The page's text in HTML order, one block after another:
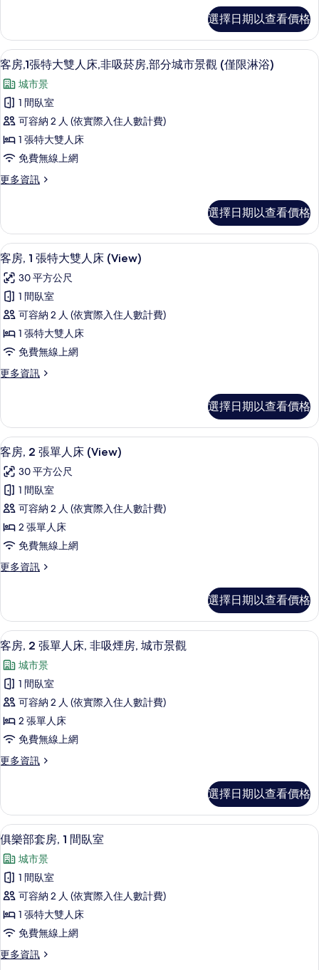
城
市
景
觀
的
所
有
相
片
2
張
單
床,
城
景
觀
的
詳
情
選擇日期以查看價格
顯
示
客
房,1
張
特
大
雙
床,
非
吸
菸
房,
部
分
城
市
(僅
限
淋
浴)
的
所
有
片
客房內保險箱、隔音、熨斗/熨衣板、
3
客房,1張特大雙人床,非吸菸房,部分城市景觀 (僅限淋浴)
城市景
1 間臥室
可容納 2 人 (依實際入住人數計費)
1 張特大雙人床
免費無線上網
更多資訊
更
張
特
大
人
床,
吸
菸
房,
部
分
觀
(僅
限
淋
浴)
的
詳
情
選擇日期以查看價格
顯
示
客
房,
1
張
特
大
人
床
(View)
的
所
有
相
片
客房內保險箱、隔音、熨斗/熨衣板、
5
客房, 1 張特大雙人床 (View)
30 平方公尺
1 間臥室
可容納 2 人 (依實際入住人數計費)
1 張特大雙人床
免費無線上網
更多資訊
更
1
張
特
雙
人
(View)
的
詳
情
選擇日期以查看價格
顯
示
客
房,
2
張
單
人
的
所
有
相
片
客房內保險箱、隔音、熨斗/熨衣板、
3
客房, 2 張單人床 (View)
30 平方公尺
1 間臥室
可容納 2 人 (依實際入住人數計費)
2 張單人床
免費無線上網
更多資訊
更
2
張
單
床
(View)
詳
情
選擇日期以查看價格
顯
示
客
房,
2
張
單
人
非
吸
煙
房,
城
市
景
觀
的
客房內保險箱、隔音、熨斗/熨衣板、
2
客房, 2 張單人床, 非吸煙房, 城市景觀
城市景
1 間臥室
可容納 2 人 (依實際入住人數計費)
2 張單人床
免費無線上網
更多資訊
更
2
張
單
床,
非
煙
房,
城
市
景
選擇日期以查看價格
顯
示
俱
樂
部
套
房,
1
俱樂部套房, 1 間臥室 | 客房內保險箱
5
俱樂部套房, 1 間臥室
城市景
1 間臥室
可容納 2 人 (依實際入住人數計費)
1 張特大雙人床
免費無線上網
更多資訊
更